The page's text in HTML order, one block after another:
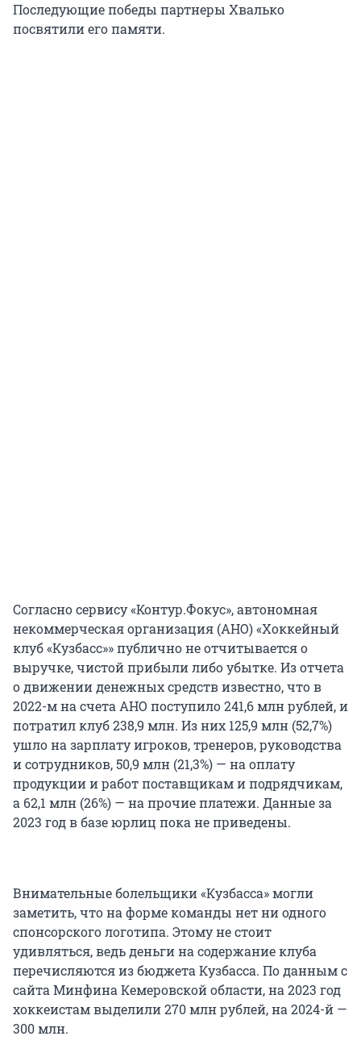
Последующие победы партнеры Хвалько
посвятили его памяти.
Согласно сервису «Контур.Фокус», автономная
некоммерческая организация (АНО) «Хоккейный
клуб «Кузбасс»» публично не отчитывается о
выручке, чистой прибыли либо убытке. Из отчета
о движении денежных средств известно, что в
2022-м на счета АНО поступило 241,6 млн рублей, и
потратил клуб 238,9 млн. Из них 125,9 млн (52,7%)
ушло на зарплату игроков, тренеров, руководства
и сотрудников, 50,9 млн (21,3%) — на оплату
продукции и работ поставщикам и подрядчикам,
а 62,1 млн (26%) — на прочие платежи. Данные за
2023 год в базе юрлиц пока не приведены.
Внимательные болельщики «Кузбасса» могли
заметить, что на форме команды нет ни одного
спонсорского логотипа. Этому не стоит
удивляться, ведь деньги на содержание клуба
перечисляются из бюджета Кузбасса. По данным с
сайта Минфина Кемеровской области, на 2023 год
хоккеистам выделили 270 млн рублей, на 2024-й —
300 млн.